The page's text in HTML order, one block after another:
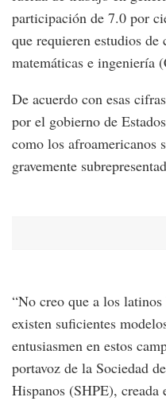
participación de 7.0 por
que requieren estudios de
matemáticas e ingeniería
De acuerdo con esas
por el gobierno de
como los afroamericanos
gravemente
“No creo que a los
existen suficientes
entusiasmen en estos
portavoz de la Sociedad
Hispanos (SHPE),